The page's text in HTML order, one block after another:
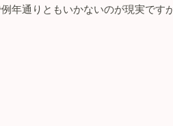
年通りともいかないのが現実で